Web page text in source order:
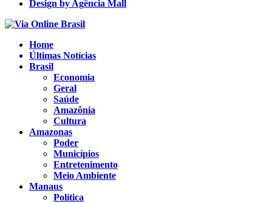
Design by Agência Mall
Home
Últimas Notícias
Brasil
Economia
Geral
Saúde
Amazônia
Cultura
Amazonas
Poder
Municípios
Entretenimento
Meio Ambiente
Manaus
Política